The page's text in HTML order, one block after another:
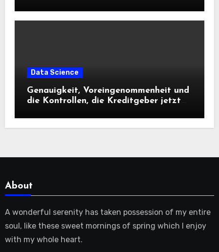
Data Science
Genauigkeit, Voreingenommenheit und
die Kontrollen, die Kreditgeber jetzt
About
A wonderful serenity has taken possession of my entire
soul, like these sweet mornings of spring which I enjoy
with my whole heart.